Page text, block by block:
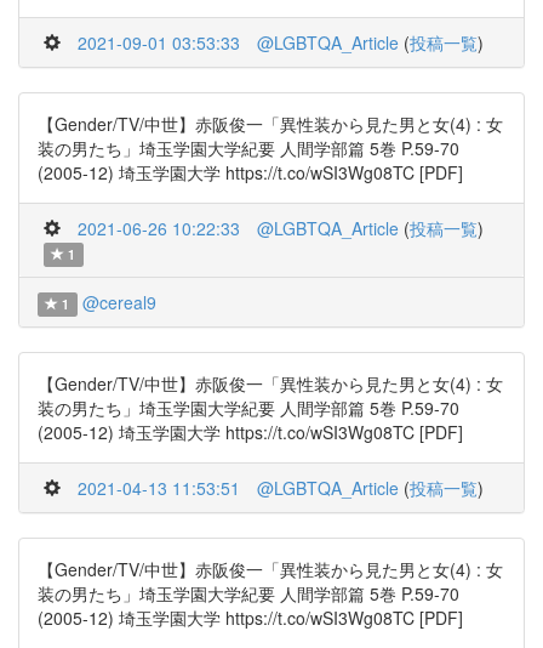
2021-09-01 03:53:33 @LGBTQA_Article (投稿一覧)
【Gender/TV/中世】赤阪俊一「異性装から見た男と女(4) : 女
装の男たち」埼玉学園大学紀要 人間学部篇 5巻 P.59-70
(2005-12) 埼玉学園大学 https://t.co/wSI3Wg08TC [PDF]
2021-06-26 10:22:33 @LGBTQA_Article (投稿一覧)
1
1 @cereal9
【Gender/TV/中世】赤阪俊一「異性装から見た男と女(4) : 女
装の男たち」埼玉学園大学紀要 人間学部篇 5巻 P.59-70
(2005-12) 埼玉学園大学 https://t.co/wSI3Wg08TC [PDF]
2021-04-13 11:53:51 @LGBTQA_Article (投稿一覧)
【Gender/TV/中世】赤阪俊一「異性装から見た男と女(4) : 女
装の男たち」埼玉学園大学紀要 人間学部篇 5巻 P.59-70
(2005-12) 埼玉学園大学 https://t.co/wSI3Wg08TC [PDF]